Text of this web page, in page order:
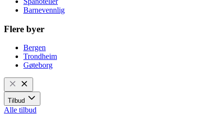
Barnevennlig
Flere byer
Bergen
Trondheim
Gøteborg
Tilbud
Alle tilbud